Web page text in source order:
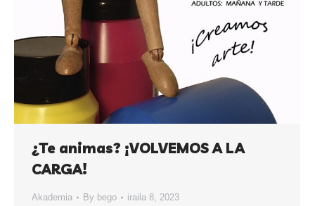
¿Te animas? ¡VOLVEMOS A LA
CARGA!
Akademia By bego iraila 8, 2023